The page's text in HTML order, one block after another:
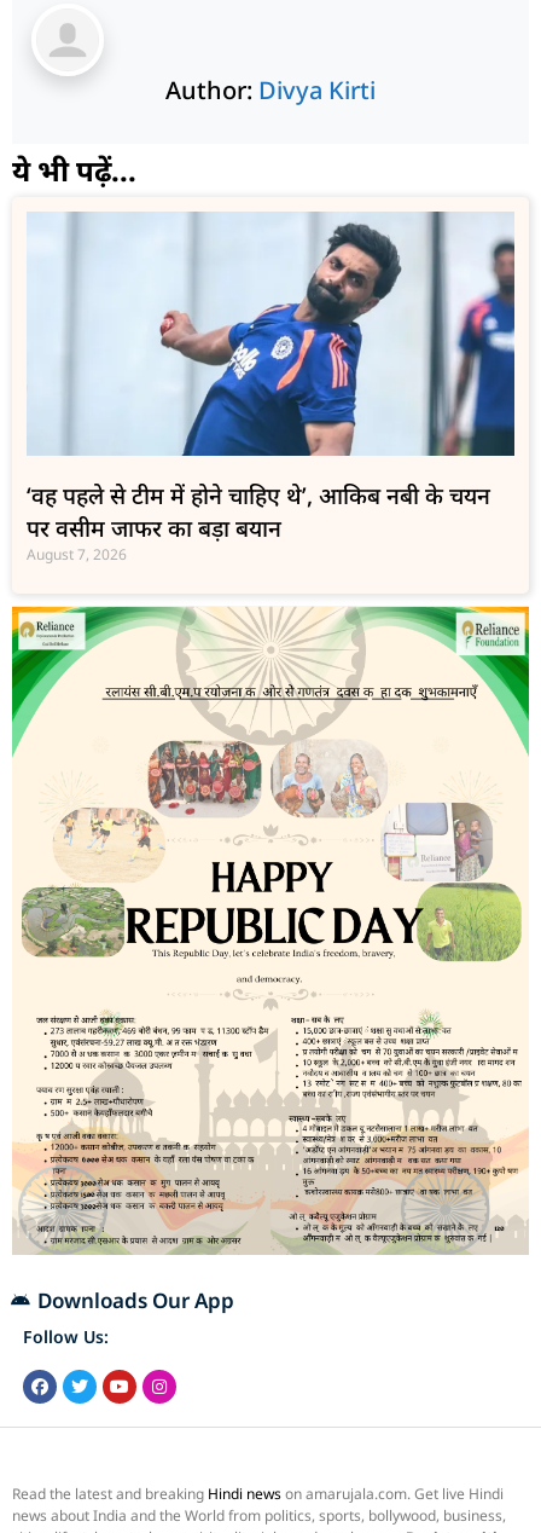
Author: Divya Kirti
ये भी पढ़ें...
‘वह पहले से टीम में होने चाहिए थे’, आकिब नबी के चयन
पर वसीम जाफर का बड़ा बयान
August 7, 2026
Downloads Our App
Follow Us:
Read the latest and breaking Hindi newson amarujala.com. Get live Hindi
news about India and the World from politics, sports, bollywood, business,